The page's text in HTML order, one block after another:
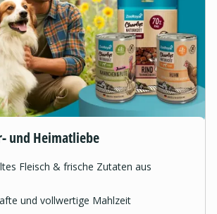
und Heimatliebe
Fleisch & frische Zutaten aus
und vollwertige Mahlzeit